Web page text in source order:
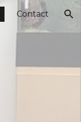
Contact